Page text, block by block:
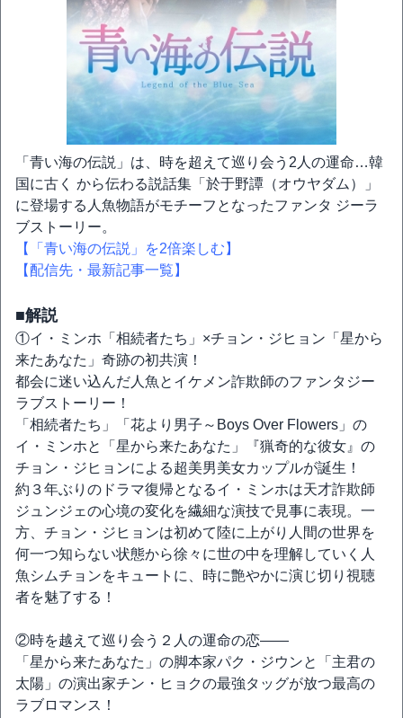
「青い海の伝説」は、時を超えて巡り会う2人の運命…韓
国に古く から伝わる説話集「於于野譚（オウヤダム）」
に登場する人魚物語がモチーフとなったファンタ ジーラ
ブストーリー。
【「青い海の伝説」を2倍楽しむ】
【配信先・最新記事一覧】
■解説
①イ・ミンホ「相続者たち」×チョン・ジヒョン「星から
来たあなた」奇跡の初共演！
都会に迷い込んだ人魚とイケメン詐欺師のファンタジー
ラブストーリー！
「相続者たち」「花より男子～Boys Over Flowers」の
イ・ミンホと「星から来たあなた」『猟奇的な彼女』の
チョン・ジヒョンによる超美男美女カップルが誕生！
約３年ぶりのドラマ復帰となるイ・ミンホは天才詐欺師
ジュンジェの心境の変化を繊細な演技で見事に表現。一
方、チョン・ジヒョンは初めて陸に上がり人間の世界を
何一つ知らない状態から徐々に世の中を理解していく人
魚シムチョンをキュートに、時に艶やかに演じ切り視聴
者を魅了する！
②時を越えて巡り会う２人の運命の恋――
「星から来たあなた」の脚本家パク・ジウンと「主君の
太陽」の演出家チン・ヒョクの最強タッグが放つ最高の
ラブロマンス！